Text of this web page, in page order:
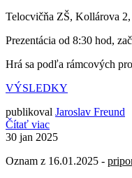
Telocvičňa ZŠ, Kollárova 2,
Prezentácia od 8:30 hod,
Hrá sa podľa rámcových
VÝSLEDKY
publikoval Jaroslav Freund
Čítať viac
30 jan 2025
Oznam z 16.01.2025 -